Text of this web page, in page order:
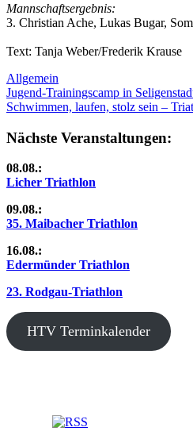
Mannschaftsergebnis:
3. Christian Ache, Lukas Bugar,
Text: Tanja Weber/Frederik Krause
Allgemein
Beitragsnavigation
Vorheriger
Beitrag:
Jugend-Trainingscamp in
Nächster
Schwimmen, laufen, stolz sein –
Nächste Veranstaltungen:
08.08.:
Licher Triathlon
09.08.:
35. Maibacher Triathlon
16.08.:
Edermünder Triathlon
23. Rodgau-Triathlon
HTV Terminkalender